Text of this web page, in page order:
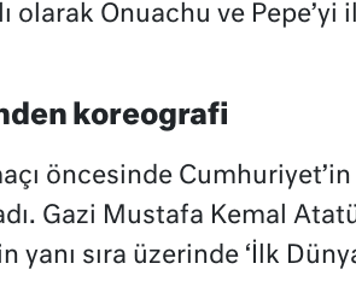
Onuachu ve Pepe’yi
koreografi
öncesinde Cumhuriyet’in
Gazi Mustafa Kemal
yanı sıra üzerinde ‘İlk